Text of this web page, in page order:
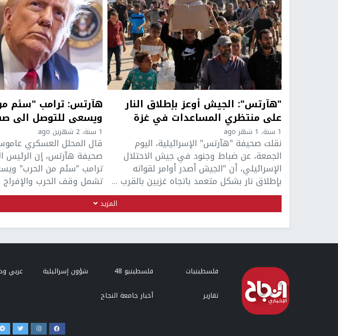
"هآرتس": الجيش أوعز بإطلاق النار
على منتظري المساعدات في غزة
1 سنة، 1 شهر ago
نقلت صحيفة "هآرتس" الإسرائيلية، اليوم
الجمعة، عن ضباط وجنود في جيش الاحتلال
الإسرائيلي، أن "الجيش أصدر أوامر لقواته
بإطلاق نار بشكل متعمد باتجاه غزيين بالقرب ...
هآرتس: ترامب "سئم
ويسعى للتوصل الى
1 سنة، 2 شهرين ago
قال المحلل العسكري
صحيفة هآرتس، إن الرئيس
ترامب "سئم من الحرب"
تشمل وقف الحرب والإفراج
المزيد
فلسطينيات فلسطينيو 48 شؤون إسرائيلية
عربي
تقارير
أخبار جامعة النجاح